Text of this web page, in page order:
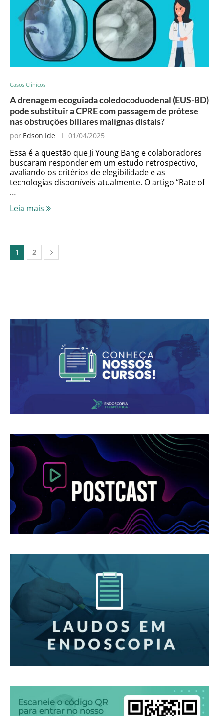
Casos Clínicos
A drenagem ecoguiada coledocoduodenal (EUS-BD)
pode substituir a CPRE com passagem de prótese
nas obstruções biliares malignas distais?
por Edson Ide 01/04/2025
Essa é a questão que Ji Young Bang e colaboradores
buscaram responder em um estudo retrospectivo,
avaliando os critérios de elegibilidade e as
tecnologias disponíveis atualmente. O artigo “Rate of
…
Leia mais
1 2